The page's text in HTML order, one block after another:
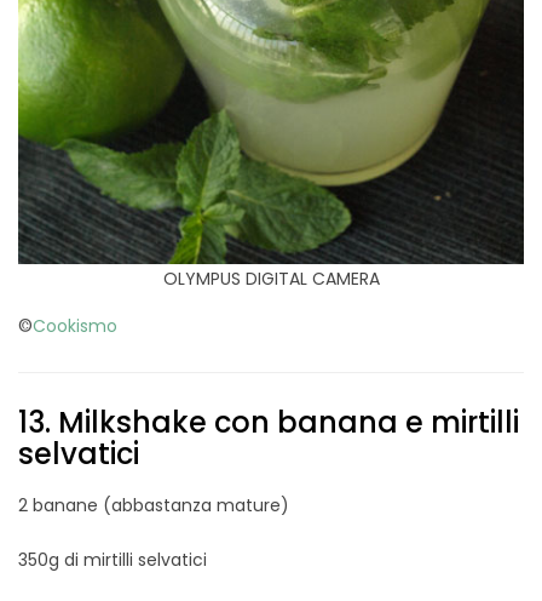
OLYMPUS DIGITAL CAMERA
©Cookismo
13. Milkshake con banana e mirtilli
selvatici
2 banane (abbastanza mature)
350g di mirtilli selvatici